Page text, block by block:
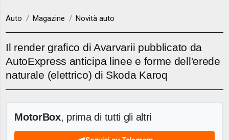
Auto Magazine Novità auto
Il render grafico di Avarvarii pubblicato da
AutoExpress anticipa linee e forme dell'erede
naturale (elettrico) di Skoda Karoq
MotorBox, prima di tutti gli altri